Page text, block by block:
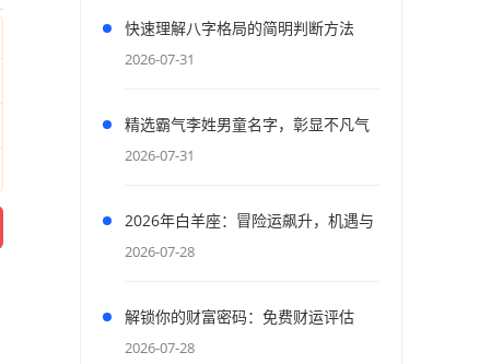
快速理解八字格局的简明判断方法
2026-07-31
精选霸气李姓男童名字，彰显不凡气
度
2026-07-31
2026年白羊座：冒险运飙升，机遇与
财富齐飞
2026-07-28
解锁你的财富密码：免费财运评估
2026-07-28